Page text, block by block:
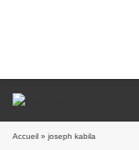
Accueil » joseph kabila